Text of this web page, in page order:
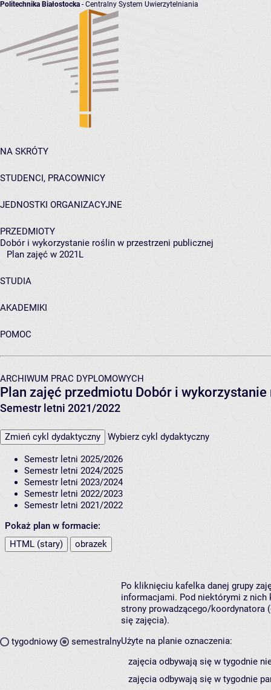
Politechnika Białostocka - Centralny System Uwierzytelniania
NA SKRÓTY
STUDENCI, PRACOWNICY
JEDNOSTKI ORGANIZACYJNE
PRZEDMIOTY
Dobór i wykorzystanie roślin w przestrzeni publicznej
Plan zajęć w 2021L
STUDIA
AKADEMIKI
POMOC
ARCHIWUM PRAC DYPLOMOWYCH
Plan zajęć przedmiotu Dobór i
Semestr letni 2021/2022
Zmień cykl dydaktyczny Wybierz cykl dydaktyczny
Semestr letni 2025/2026
Semestr letni 2024/2025
Semestr letni 2023/2024
Semestr letni 2022/2023
Semestr letni 2021/2022
Pokaż plan w formacie:
HTML (stary)
obrazek
tygodniowy semestralny
Po kliknięciu kafelka danej grupy
informacjami. Pod niektórymi z nich
strony prowadzącego/koordynatora
się zajęcia).
Użyte na planie oznaczenia:
zajęcia odbywają się w tygodnie
zajęcia odbywają się w tygodnie